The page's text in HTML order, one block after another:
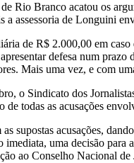
Rio Branco acatou os
a assessoria de Longuini
de R$ 2.000,00 em
defesa num
Mais uma vez, e com
o Sindicato dos
de todas as acusações
supostas acusações,
uma decisão
ao Conselho Nacional de